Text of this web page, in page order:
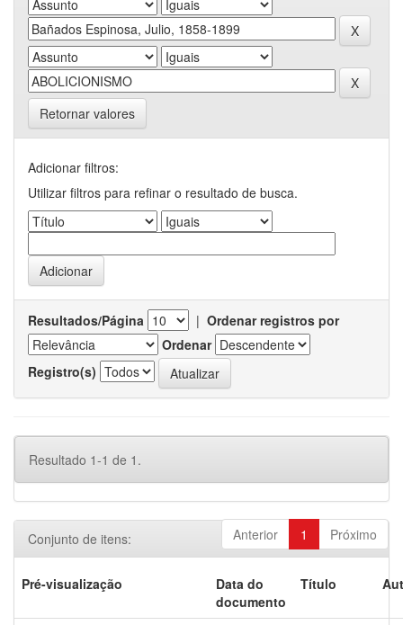
Retornar valores
Adicionar filtros:
Utilizar filtros para refinar o resultado de busca.
Resultados/Página | Ordenar registros por
Ordenar
Registro(s)
Resultado 1-1 de 1.
Anterior 1 Próximo
Conjunto de itens:
Pré-visualização
Data do
documento
Título